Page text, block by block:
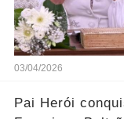
03/04/2026
Pai Herói